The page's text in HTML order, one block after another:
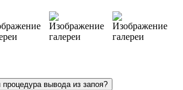
вывода из запоя?